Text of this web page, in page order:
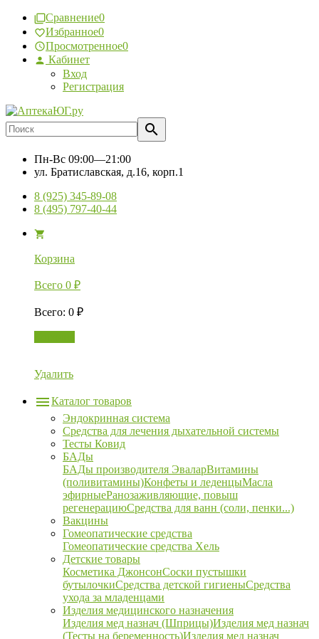
Сравнение0
Избранное0
Просмотренное0
Кабинет
Вход
Регистрация
Пн-Вс 09:00—21:00
ул. Братиславская, д.16, корп.1
8 (925) 345-89-08
8 (495) 797-40-44
Корзина
Всего 0 ₽
Всего: 0 ₽
Удалить
Каталог товаров
Эндокринная система
Средства для лечения дыхательной системы
Тесты Ковид
БАДы
БАДы производителя ЭваларВитамины
(поливитамины)Конфеты и леденцыМасла
эфирныеРанозаживляющие, повыш
регенерациюСредства для ванн (соли, пенки...)
Вакцины
Гомеопатические средства
Гомеопатические средства Хель
Детские товары
Косметика ДжонсонСоски пустышки
бутылочкиСредства детской гигиеныСредства
ухода за младенцами
Изделия медицинского назначения
Изделия мед назнач (Шприцы)Изделия мед назнач
(Тесты на беременность)Изделия мед назнач